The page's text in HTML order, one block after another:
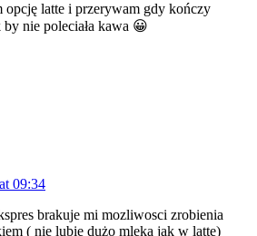
opcję latte i przerywam gdy kończy
by nie poleciała kawa 😀
09:34
brakuje mi mozliwosci zrobienia
( nie lubię dużo mleka jak w latte)